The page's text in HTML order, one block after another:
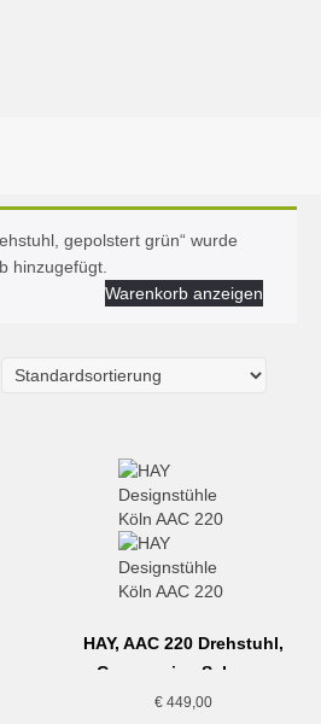
gepolstert grün“ wurde
hinzugefügt.
Warenkorb anzeigen
HAY, AAC 220 Drehstuhl,
Cremeweiss-Schwarz
€ 449,00